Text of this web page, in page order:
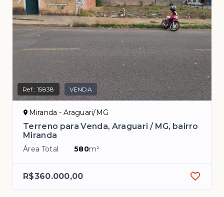
Ref.:15838 VENDA
Miranda - Araguari/MG
Terreno para Venda, Araguari / MG, bairro
Miranda
Área Total 580m²
R$360.000,00